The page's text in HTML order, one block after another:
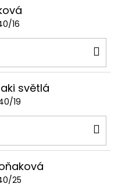
16
světlá
19
25